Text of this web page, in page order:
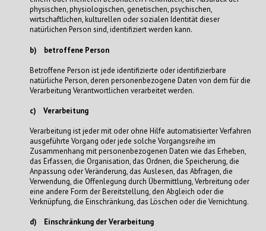
physischen, physiologischen, genetischen, psychischen,
wirtschaftlichen, kulturellen oder sozialen Identität dieser
natürlichen Person sind, identifiziert werden kann.
b) betroffene Person
Betroffene Person ist jede identifizierte oder identifizierbare
natürliche Person, deren personenbezogene Daten von dem für die
Verarbeitung Verantwortlichen verarbeitet werden.
c) Verarbeitung
Verarbeitung ist jeder mit oder ohne Hilfe automatisierter Verfahren
ausgeführte Vorgang oder jede solche Vorgangsreihe im
Zusammenhang mit personenbezogenen Daten wie das Erheben,
das Erfassen, die Organisation, das Ordnen, die Speicherung, die
Anpassung oder Veränderung, das Auslesen, das Abfragen, die
Verwendung, die Offenlegung durch Übermittlung, Verbreitung oder
eine andere Form der Bereitstellung, den Abgleich oder die
Verknüpfung, die Einschränkung, das Löschen oder die Vernichtung.
d) Einschränkung der Verarbeitung